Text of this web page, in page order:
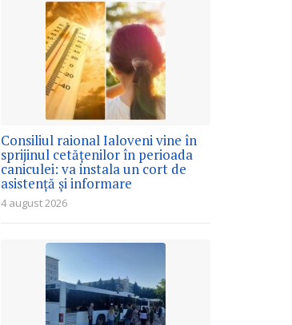
Consiliul raional Ialoveni vine în
sprijinul cetățenilor în perioada
caniculei: va instala un cort de
asistență și informare
4 august 2026